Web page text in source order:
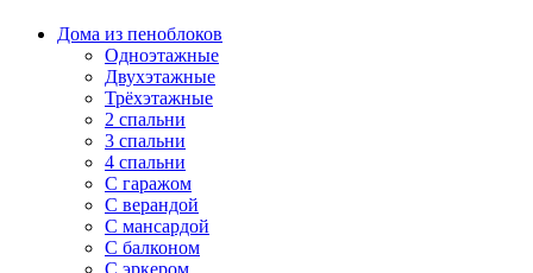
Дома из пеноблоков
Одноэтажные
Двухэтажные
Трёхэтажные
2 спальни
3 спальни
4 спальни
С гаражом
С верандой
С мансардой
С балконом
C эркером